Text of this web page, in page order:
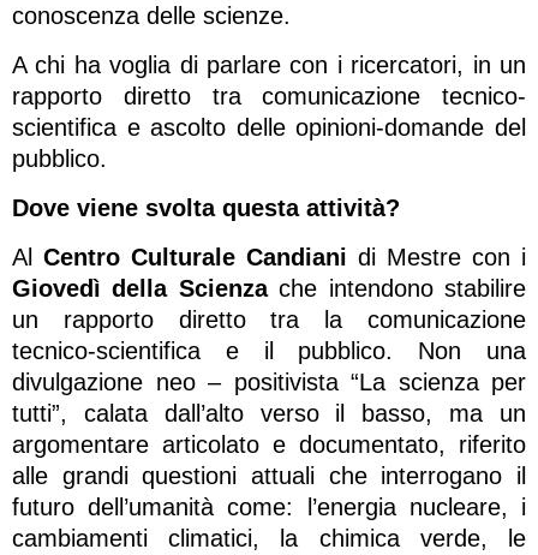
conoscenza delle scienze.
A chi ha voglia di parlare con i ricercatori, in un
rapporto diretto tra comunicazione tecnico-
scientifica e ascolto delle opinioni-domande del
pubblico.
Dove viene svolta questa attività?
Al Centro Culturale Candiani di Mestre con i
Giovedì della Scienzache intendono stabilire
un rapporto diretto tra la comunicazione
tecnico-scientifica e il pubblico. Non una
divulgazione neo – positivista “La scienza per
tutti”, calata dall’alto verso il basso, ma un
argomentare articolato e documentato, riferito
alle grandi questioni attuali che interrogano il
futuro dell’umanità come: l’energia nucleare, i
cambiamenti climatici, la chimica verde, le